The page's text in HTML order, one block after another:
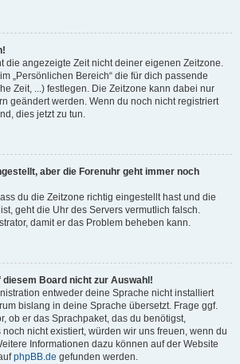
die angezeigte Zeit nicht deiner eigenen Zeitzone.
„Persönlichen Bereich“ die für dich passende
Zeit, ...) festlegen. Die Zeitzone kann dabei nur
geändert werden. Wenn du noch nicht registriert
dies jetzt zu tun.
aber die Forenuhr geht immer noch
du die Zeitzone richtig eingestellt hast und die
geht die Uhr des Servers vermutlich falsch.
damit er das Problem beheben kann.
diesem Board nicht zur Auswahl!
entweder deine Sprache nicht installiert
bislang in deine Sprache übersetzt. Frage ggf.
ob er das Sprachpaket, das du benötigst,
nicht existiert, würden wir uns freuen, wenn du
Informationen dazu können auf der Website
phpBB.de gefunden werden.